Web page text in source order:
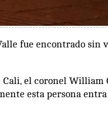
fue encontrado sin
el coronel William
esta persona